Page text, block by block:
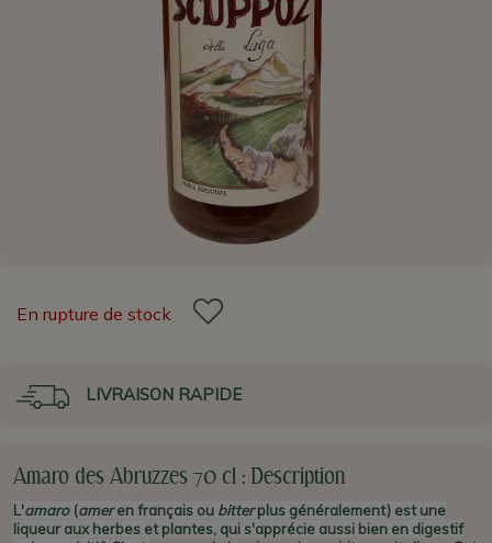
En rupture de stock
LIVRAISON RAPIDE
Amaro des Abruzzes 70 cl : Description
L'amaro (ameren français ou bitterplus généralement) est une
liqueur aux herbes et plantes, qui s'apprécie aussi bien en digestif